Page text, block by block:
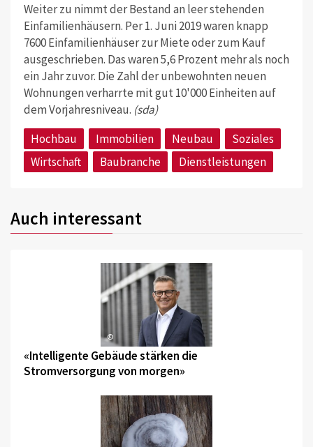
Weiter zu nimmt der Bestand an leer stehenden
Einfamilienhäusern. Per 1. Juni 2019 waren knapp
7600 Einfamilienhäuser zur Miete oder zum Kauf
ausgeschrieben. Das waren 5,6 Prozent mehr als noch
ein Jahr zuvor. Die Zahl der unbewohnten neuen
Wohnungen verharrte mit gut 10'000 Einheiten auf
dem Vorjahresniveau. (sda)
Hochbau
Immobilien Neubau
Soziales
Wirtschaft
Baubranche Dienstleistungen
Auch interessant
©
«Intelligente Gebäude stärken die
Stromversorgung von morgen»